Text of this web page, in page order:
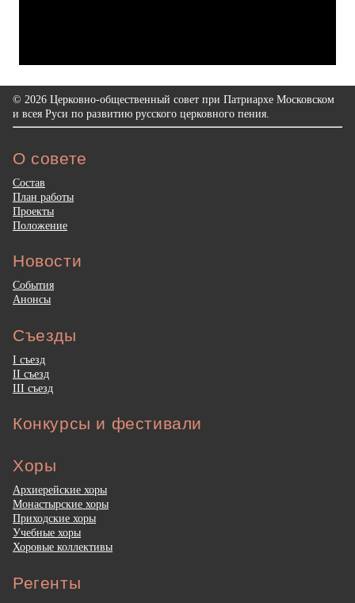
© 2026 Церковно-общественный совет при Патриархе Московском
и всея Руси по развитию русского церковного пения.
О совете
Состав
План работы
Проекты
Положение
Новости
События
Анонсы
Съезды
I съезд
II съезд
III съезд
Конкурсы и фестивали
Хоры
Архиерейские хоры
Монастырские хоры
Приходские хоры
Учебные хоры
Хоровые коллективы
Регенты